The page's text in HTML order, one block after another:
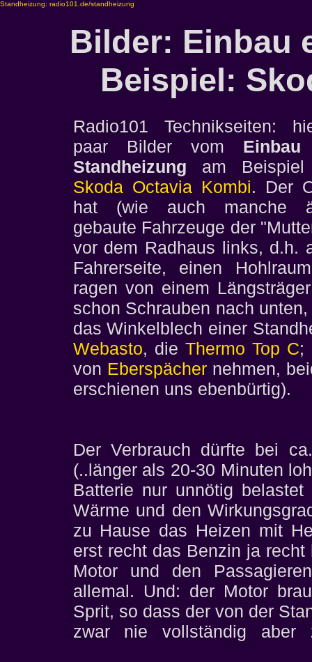
Standheizung: radio101.de/standheizung
Bilder: Einbau
Beispiel:
Radio101 Technikseiten:
paar Bilder vom
Standheizung am Beispiel
Skoda Octavia Kombi. Der
hat (wie auch manche
gebaute Fahrzeuge der
vor dem Radhaus links, d.h.
Fahrerseite, einen
ragen von einem
schon Schrauben nach
das Winkelblech einer
Webasto, die Thermo Top C;
von Eberspächernehmen,
erschienen uns ebenbürtig).
Der Verbrauch dürfte bei
(..länger als 20-30 Minuten
Batterie nur unnötig
Wärme und den
zu Hause das Heizen mit
erst recht das Benzin ja
Motor und den
allemal. Und: der Motor
Sprit, so dass der von der
zwar nie vollständig aber